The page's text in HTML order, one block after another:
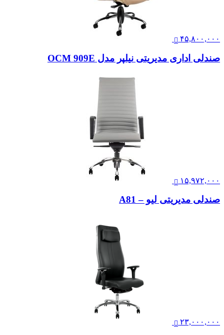
۴۵,۸۰۰,۰۰۰
صندلی اداری مدیریتی نیلپر مدل OCM 909E
۱۵,۹۷۲,۰۰۰
صندلی مدیریتی لیو – A81
۲۳,۰۰۰,۰۰۰